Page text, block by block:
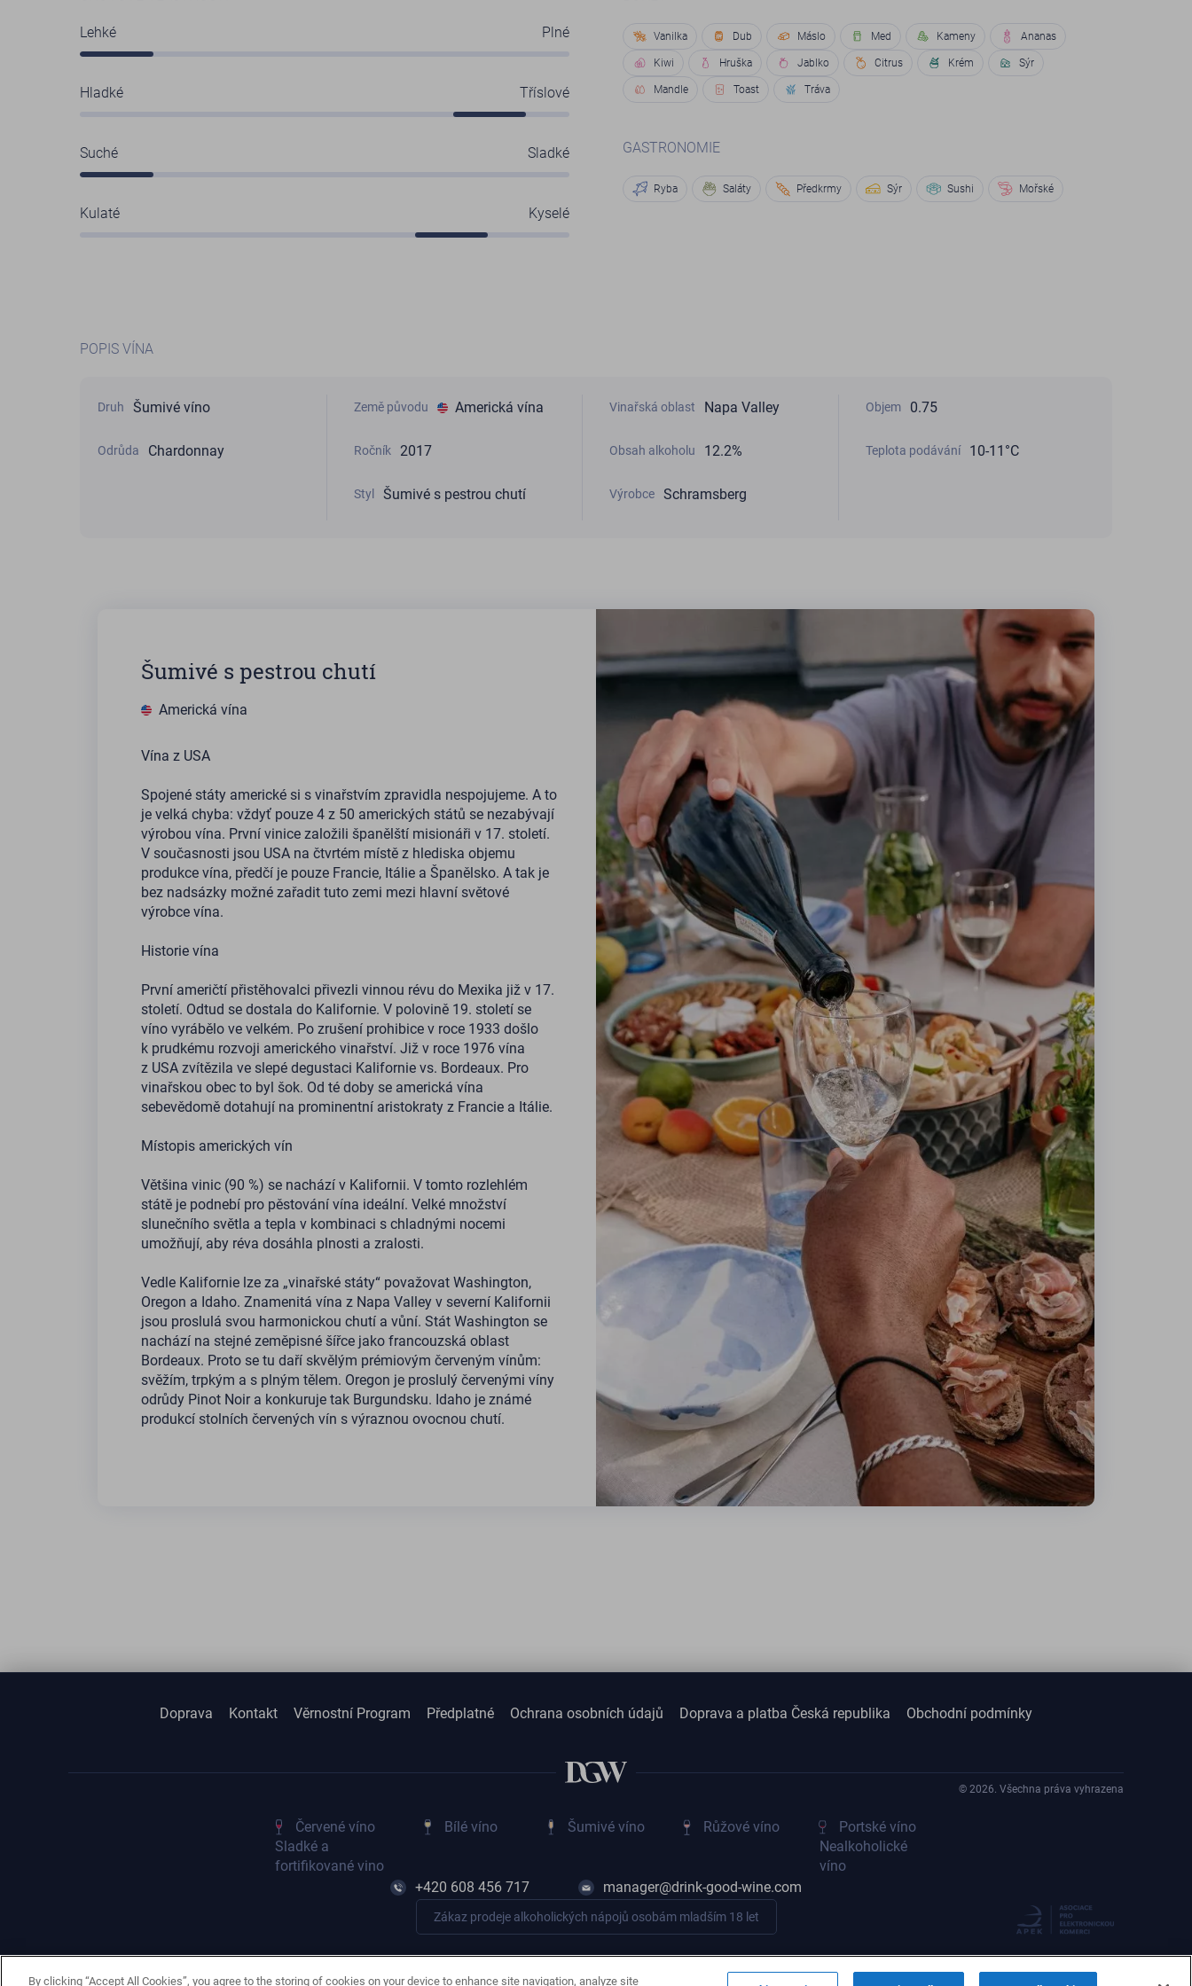
Vanilka Dub Máslo Med Kameny Ananas
Kiwi Hruška Jablko Citrus Krém Sýr
Mandle Toast Tráva
GASTRONOMIE
Ryba Saláty Předkrmy Sýr Sushi Mořské
Lehké Plné
Hladké Tříslové
Suché Sladké
Kulaté Kyselé
POPIS VÍNA
Druh Šumivé víno
Odrůda Chardonnay
Země původu Americká vína
Ročník 2017
Styl Šumivé s pestrou chutí
Vinařská oblast Napa Valley
Obsah alkoholu 12.2%
Výrobce Schramsberg
Objem 0.75
Teplota podávání 10-11°C
Šumivé s pestrou chutí
Americká vína
Vína z USA
Spojené státy americké si s vinařstvím zpravidla nespojujeme. A to
je velká chyba: vždyť pouze 4 z 50 amerických států se nezabývají
výrobou vína. První vinice založili španělští misionáři v 17. století.
V současnosti jsou USA na čtvrtém místě z hlediska objemu
produkce vína, předčí je pouze Francie, Itálie a Španělsko. A tak je
bez nadsázky možné zařadit tuto zemi mezi hlavní světové
výrobce vína.
Historie vína
První američtí přistěhovalci přivezli vinnou révu do Mexika již v 17.
století. Odtud se dostala do Kalifornie. V polovině 19. století se
víno vyrábělo ve velkém. Po zrušení prohibice v roce 1933 došlo
k prudkému rozvoji amerického vinařství. Již v roce 1976 vína
z USA zvítězila ve slepé degustaci Kalifornie vs. Bordeaux. Pro
vinařskou obec to byl šok. Od té doby se americká vína
sebevědomě dotahují na prominentní aristokraty z Francie a Itálie.
Místopis amerických vín
Většina vinic (90 %) se nachází v Kalifornii. V tomto rozlehlém
státě je podnebí pro pěstování vína ideální. Velké množství
slunečního světla a tepla v kombinaci s chladnými nocemi
umožňují, aby réva dosáhla plnosti a zralosti.
Vedle Kalifornie lze za „vinařské státy“ považovat Washington,
Oregon a Idaho. Znamenitá vína z Napa Valley v severní Kalifornii
jsou proslulá svou harmonickou chutí a vůní. Stát Washington se
nachází na stejné zeměpisné šířce jako francouzská oblast
Bordeaux. Proto se tu daří skvělým prémiovým červeným vínům:
svěžím, trpkým a s plným tělem. Oregon je proslulý červenými víny
odrůdy Pinot Noir a konkuruje tak Burgundsku. Idaho je známé
produkcí stolních červených vín s výraznou ovocnou chutí.
Doprava Kontakt Věrnostní Program Předplatné Ochrana osobních údajů Doprava a platba Česká republika Obchodní podmínky
© 2026. Všechna práva vyhrazena
Červené víno Bílé víno Šumivé víno Růžové víno
Portské víno
Sladké a
fortifikované vino
Nealkoholické
víno
+420 608 456 717
manager@drink-good-wine.com
Zákaz prodeje alkoholických nápojů osobám mladším 18 let
By clicking “Accept All Cookies”, you agree to the storing of cookies on your device to enhance site navigation, analyze site